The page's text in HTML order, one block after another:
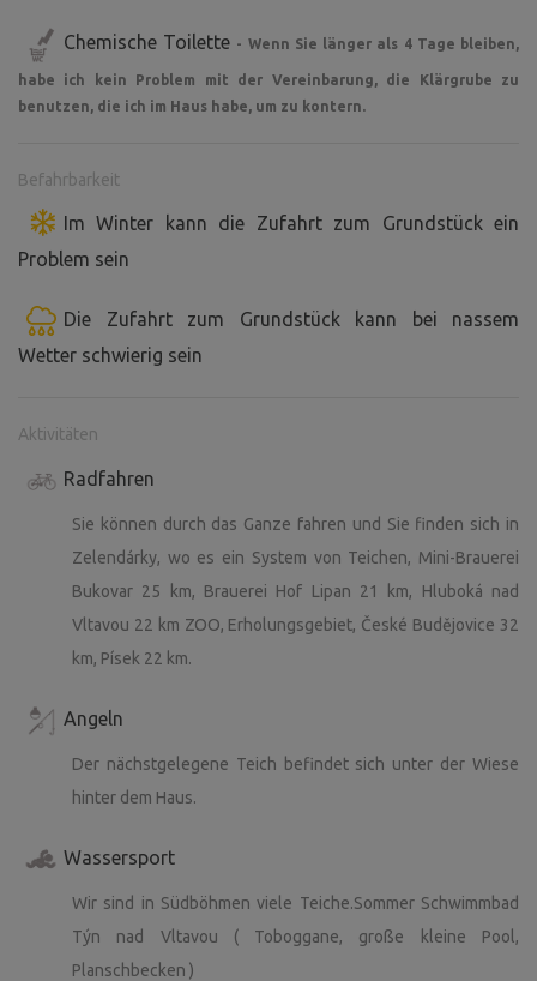
Chemische Toilette - Wenn Sie länger als 4 Tage bleiben,
habe ich kein Problem mit der Vereinbarung, die Klärgrube zu
benutzen, die ich im Haus habe, um zu kontern.
Befahrbarkeit
Im Winter kann die Zufahrt zum Grundstück ein
Problem sein
Die Zufahrt zum Grundstück kann bei nassem
Wetter schwierig sein
Aktivitäten
Radfahren
Sie können durch das Ganze fahren und Sie finden sich in
Zelendárky, wo es ein System von Teichen, Mini-Brauerei
Bukovar 25 km, Brauerei Hof Lipan 21 km, Hluboká nad
Vltavou 22 km ZOO, Erholungsgebiet, České Budějovice 32
km, Písek 22 km.
Angeln
Der nächstgelegene Teich befindet sich unter der Wiese
hinter dem Haus.
Wassersport
Wir sind in Südböhmen viele Teiche.Sommer Schwimmbad
Týn nad Vltavou ( Toboggane, große kleine Pool,
Planschbecken )